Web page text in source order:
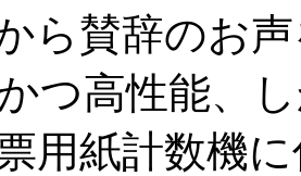
ら賛辞のお
つ高性能、
用紙計数機